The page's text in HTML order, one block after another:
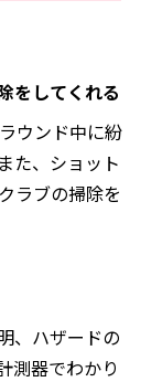
をしてくれる
ウンド中に紛
た、ショット
ラブの掃除を
、ハザードの
測器でわかり